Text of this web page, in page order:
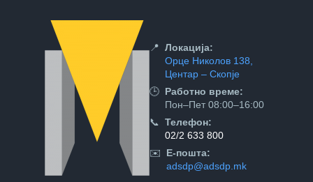
📍 Локација:
Орце Николов 138,
Центар – Скопје
🕒 Работно време:
Пон–Пет 08:00–16:00
📞 Телефон:
02/2 633 800
✉️
Е-пошта:
adsdp@adsdp.mk